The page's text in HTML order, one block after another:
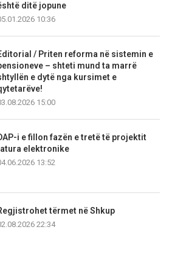
ditë jopune
10:36
/ Priten reforma në sistemin e
– shteti mund ta marrë
e dytë nga kursimet e
15:00
i e fillon fazën e tretë të projektit
elektronike
13:52
tërmet në Shkup
22:34